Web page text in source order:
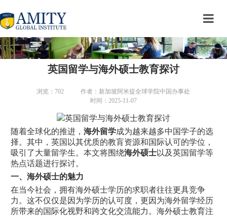
首页
学生生活
资料下载
在线留言
英国留学与海外硕士教育探讨
浏览： 702
作者：新加坡阿米提全球学院中国办事处
时间：2025-11-07
随着全球化的推进，海外留学成为越来越多中国学子的选
择。其中，英国以其优质的教肓资源和国际认可的学位，
吸引了大量留学生。本文将围绕海外硕士以及英国留学等
热点话题进行探讨。
一、海外硕士的魅力
在当今社会，拥有海外硕士学历的求职者往往更具竞争
力。这不仅仅是因为学历的认可度，更因为海外留学经历
所带来的国际化视野和跨文化交流能力。海外硕士教育注